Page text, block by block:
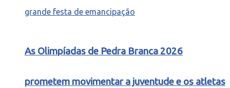
As Olimpíadas de Pedra Branca 2026
prometem movimentar a juventude e os atletas